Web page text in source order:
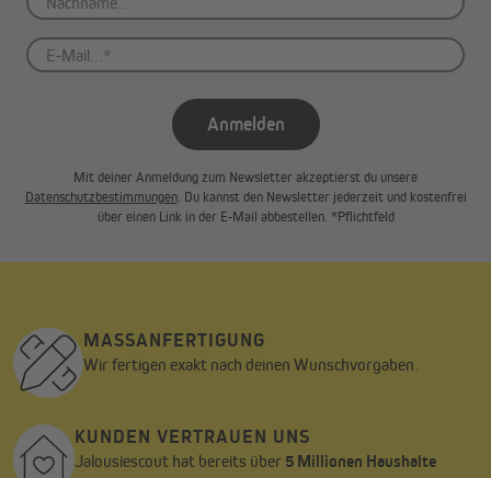
Anmelden
Mit deiner Anmeldung zum Newsletter akzeptierst du unsere
Datenschutzbestimmungen. Du kannst den Newsletter jederzeit und kostenfrei
über einen Link in der E-Mail abbestellen. *Pflichtfeld
MASSANFERTIGUNG
Wir fertigen exakt nach deinen Wunschvorgaben.
KUNDEN VERTRAUEN UNS
Jalousiescout hat bereits über 5 Millionen Haushalte